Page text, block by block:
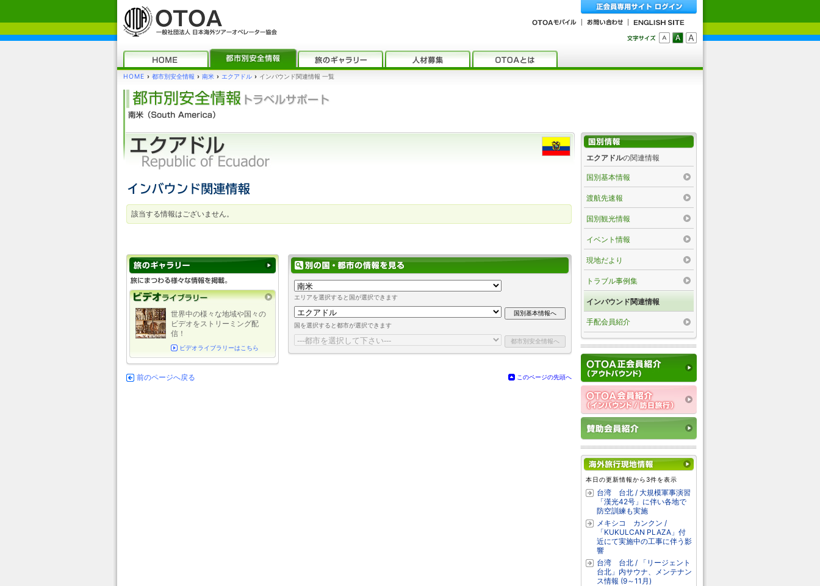
HOME › 都市別安全情報 › 南米 › エクアドル › インバウンド関連情報 一覧
該当する情報はございません。
エリアを選択すると国が選択できます
国を選択すると都市が選択できます
世界中の様々な地域や国々の
ビデオをストリーミング配
信！
ビデオライブラリーはこちら
前のページへ戻る このページの先頭へ
エクアドルの関連情報
国別基本情報
渡航先速報
国別観光情報
イベント情報
現地だより
トラブル事例集
インバウンド関連情報
手配会員紹介
本日の更新情報から3件を表示
台湾 台北 / 大規模軍事演習
「漢光42号」に伴い各地で
防空訓練も実施
メキシコ カンクン /
「KUKULCAN PLAZA」付
近にて実施中の工事に伴う影
響
台湾 台北 / 「リージェント
台北」内サウナ、メンテナン
ス情報 (9～11月)